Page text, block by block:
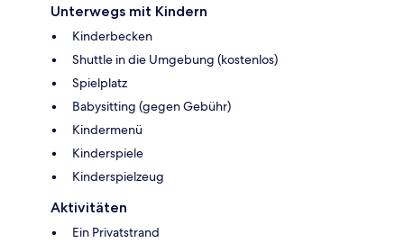
Unterwegs mit Kindern
Kinderbecken
Shuttle in die Umgebung (kostenlos)
Spielplatz
Babysitting (gegen Gebühr)
Kindermenü
Kinderspiele
Kinderspielzeug
Aktivitäten
Ein Privatstrand